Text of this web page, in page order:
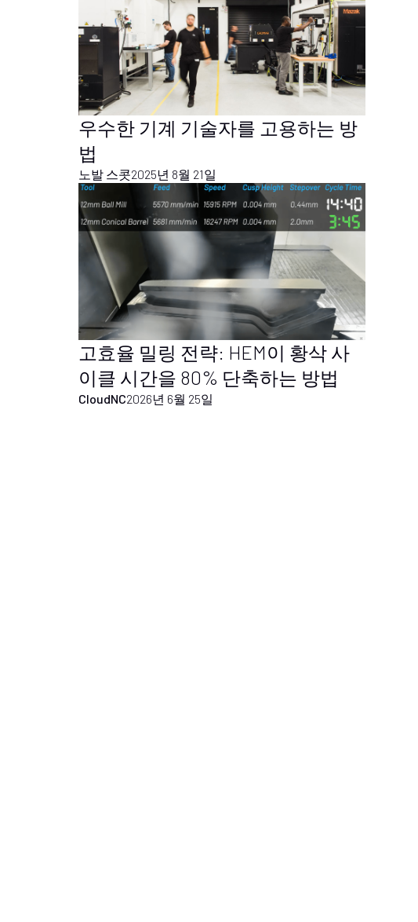
우수한 기계 기술자를 고용하는 방
법
노발 스콧2025년 8월 21일
고효율 밀링 전략: HEM이 황삭 사
이클 시간을 80% 단축하는 방법
CloudNC2026년 6월 25일